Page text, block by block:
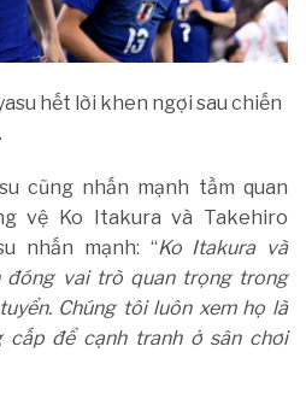
hết lời khen ngợi sau chiến
cũng nhấn mạnh tầm quan
vệ Ko Itakura và Takehiro
nhấn mạnh: “Ko Itakura và
đóng vai trò quan trọng trong
Chúng tôi luôn xem họ là
cấp để cạnh tranh ở sân chơi